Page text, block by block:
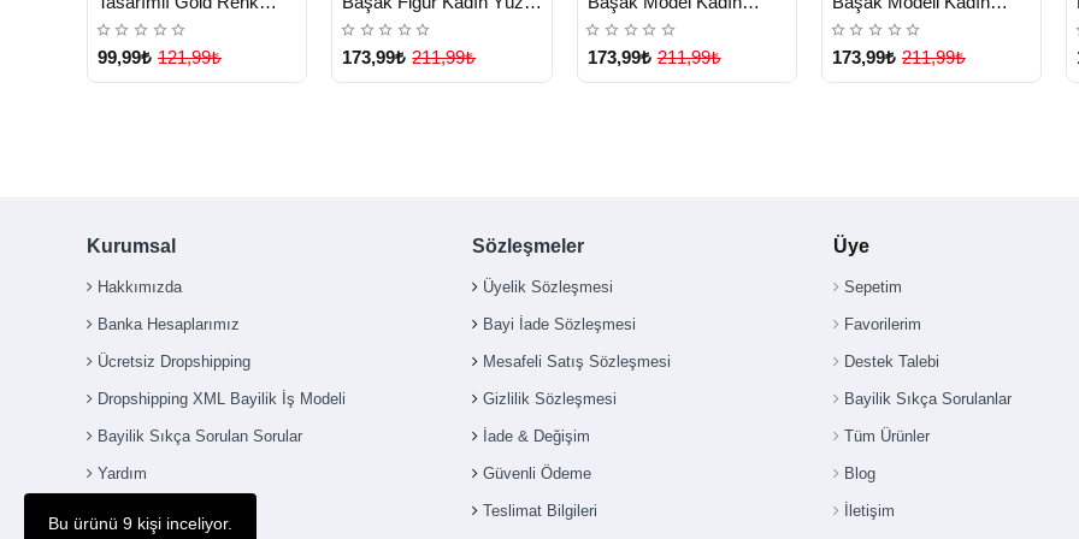
Bu ürünü 9 kişi inceliyor.
Ayarlanabilir Yüzük -
Lisinya
99,99₺ 121,99₺
- Lisinya
173,99₺ 211,99₺
Yüzük - Lisinya
173,99₺ 211,99₺
Yüzük - Lisinya
173,99₺ 211,99₺
Kurumsal
Hakkımızda
Banka Hesaplarımız
Ücretsiz Dropshipping
Dropshipping XML Bayilik İş Modeli
Bayilik Sıkça Sorulan Sorular
Yardım
Sözleşmeler
Üyelik Sözleşmesi
Bayi İade Sözleşmesi
Mesafeli Satış Sözleşmesi
Gizlilik Sözleşmesi
İade & Değişim
Güvenli Ödeme
Teslimat Bilgileri
Üye
Sepetim
Favorilerim
Destek Talebi
Bayilik Sıkça Sorulanlar
Tüm Ürünler
Blog
İletişim